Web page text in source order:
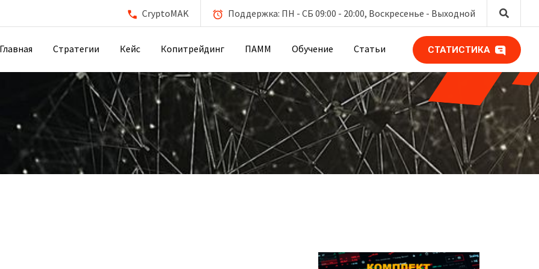
CryptoMAK Поддержка: ПН - СБ 09:00 - 20:00, Воскресенье - Выходной
Главная Стратегии Кейс Копитрейдинг ПАММ Обучение Статьи СТАТИСТИКА